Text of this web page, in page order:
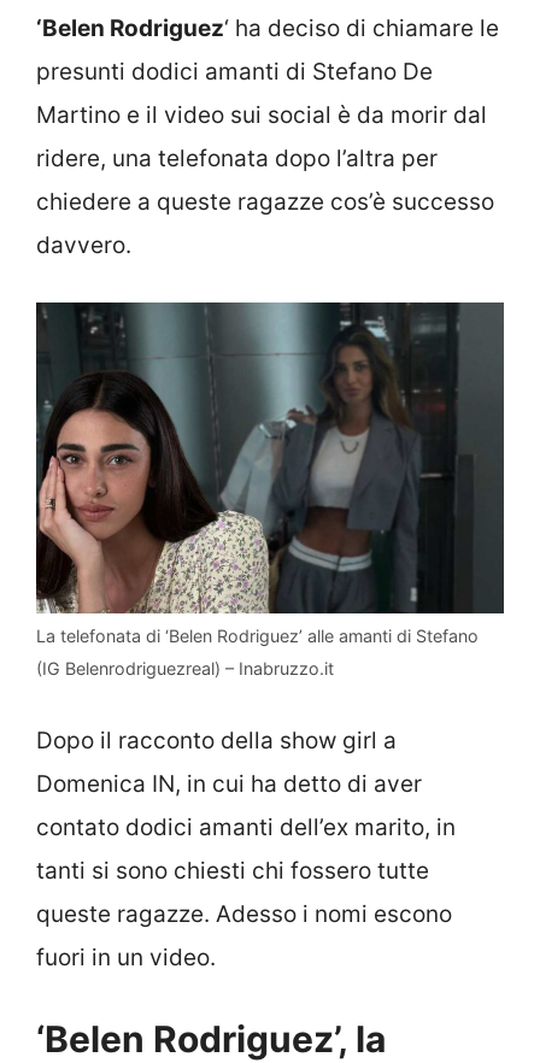
‘Belen Rodriguez‘ ha deciso di chiamare le
presunti dodici amanti di Stefano De
Martino e il video sui social è da morir dal
ridere, una telefonata dopo l’altra per
chiedere a queste ragazze cos’è successo
davvero.
La telefonata di ‘Belen Rodriguez’ alle amanti di Stefano
(IG Belenrodriguezreal) – Inabruzzo.it
Dopo il racconto della show girl a
Domenica IN, in cui ha detto di aver
contato dodici amanti dell’ex marito, in
tanti si sono chiesti chi fossero tutte
queste ragazze. Adesso i nomi escono
fuori in un video.
‘Belen Rodriguez’, la